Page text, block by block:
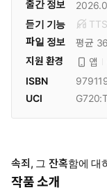
출간 정보
듣기 기능
파일 정보
평균
지원 환경
앱
ISBN
UCI
속죄, 그 잔혹함에 대
작품 소개